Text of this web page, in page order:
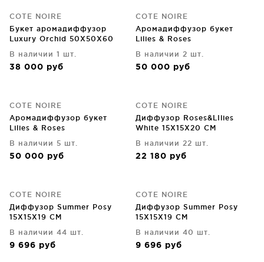
COTE NOIRE
Букет аромадиффузор
Luxury Orchid 50X50X60
В наличии 1 шт.
38 000 руб
COTE NOIRE
Аромадиффузор букет
Lilies & Roses
В наличии 2 шт.
50 000 руб
COTE NOIRE
Аромадиффузор букет
Lilies & Roses
В наличии 5 шт.
50 000 руб
COTE NOIRE
Диффузор Roses&LIlies
White 15X15X20 CM
В наличии 22 шт.
22 180 руб
COTE NOIRE
Диффузор Summer Posy
15X15X19 CM
В наличии 44 шт.
9 696 руб
COTE NOIRE
Диффузор Summer Posy
15X15X19 CM
В наличии 40 шт.
9 696 руб